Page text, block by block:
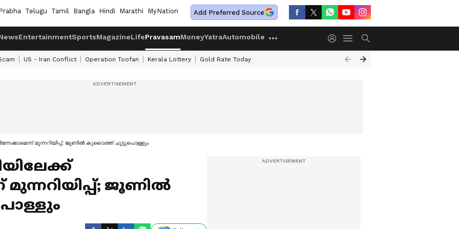
Telugu Tamil Bangla Hindi Marathi MyNation Add Preferred Source
EntertainmentSportsMagazineLifePravasamMoneyYatraAutomobile
US - Iran Conflict Operation Toofan Kerala Lottery Gold Rate Today
മുന്നറിയിപ്പ്; ജൂണിൽ കുവൈത്ത് ചുട്ടുപൊള്ളും
മുന്നറിയിപ്പ്; ജൂണിൽ